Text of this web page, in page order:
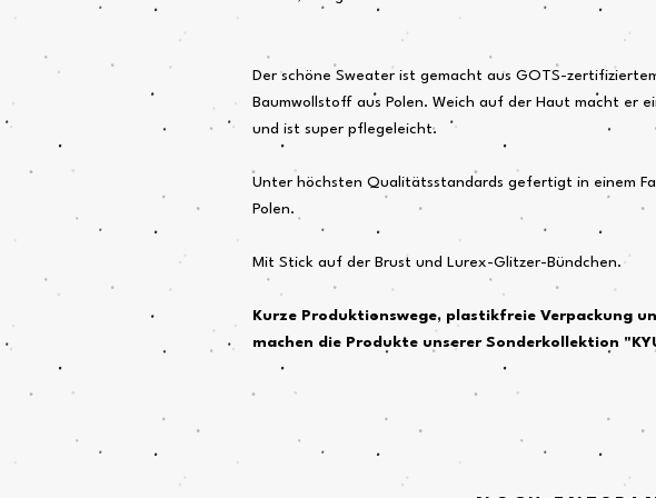
Der schöne Sweater ist gemacht aus GOTS-
Baumwollstoff aus Polen. Weich auf der Haut macht er
und ist super pflegeleicht.
Unter höchsten Qualitätsstandards gefertigt in einem
Polen.
Mit Stick auf der Brust und Lurex-Glitzer-Bündchen.
Kurze Produktionswege, plastikfreie Verpackung
machen die Produkte unserer Sonderkollektion